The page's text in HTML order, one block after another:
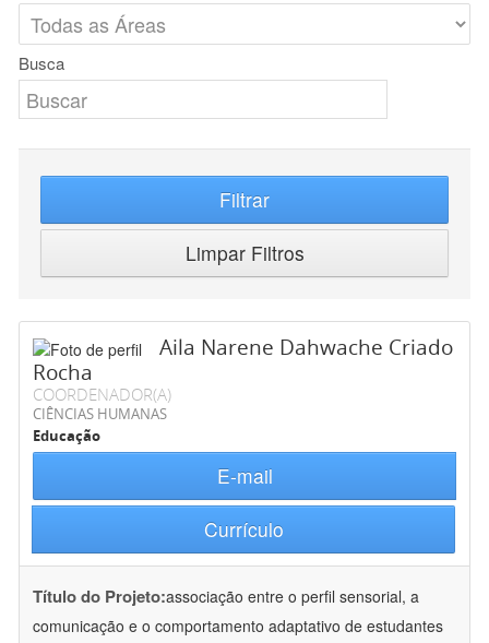
Busca
Filtrar
Limpar Filtros
Aila Narene Dahwache Criado
Rocha
COORDENADOR(A)
CIÊNCIAS HUMANAS
Educação
E-mail
Currículo
Título do Projeto:associação entre o perfil sensorial, a
comunicação e o comportamento adaptativo de estudantes